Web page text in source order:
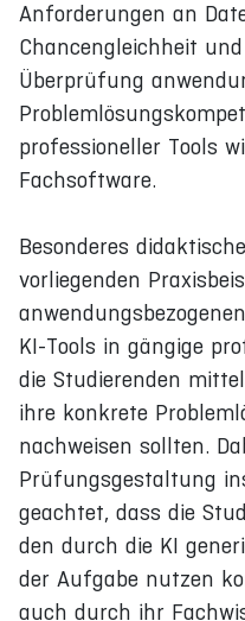
Anforderungen an
Chancengleichheit
Überprüfung
professioneller Tools
Fachsoftware.
Besonderes
vorliegenden
KI-Tools in gängige
die Studierenden
ihre konkrete
nachweisen sollten.
Prüfungsgestaltung
geachtet, dass die
den durch die KI
der Aufgabe nutzen
auch durch ihr